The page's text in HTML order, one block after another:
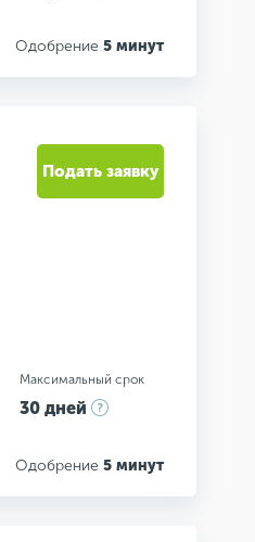
Одобрение 5 минут
Максимальный срок
30 дней
Одобрение 5 минут
Подать заявку